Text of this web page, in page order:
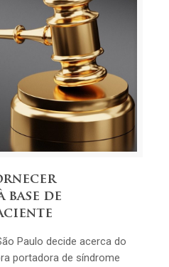
base de
Paulo decide acerca do
portadora de síndrome